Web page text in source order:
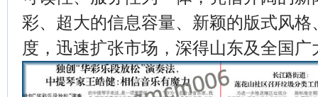
彩、超大的信息容量、新颖的版式风
度，迅速扩张市场，深得山东及全国